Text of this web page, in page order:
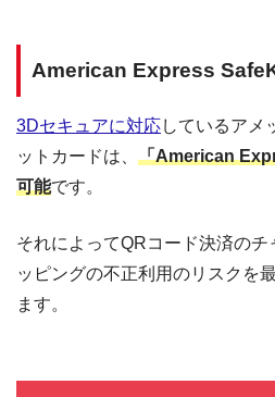
American Express
3Dセキュアに対応しているアメ
ットカードは、 「American
可能です。
それによってQRコード決済のチ
ッピングの不正利用のリスクを
ます。